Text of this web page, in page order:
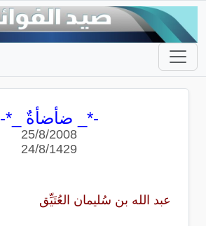
-*_ ضأضأةٌ _*-
25/8/2008
24/8/1429
عبد الله بن سُليمان العُتَيِّق